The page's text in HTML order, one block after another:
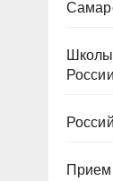
России
Прием